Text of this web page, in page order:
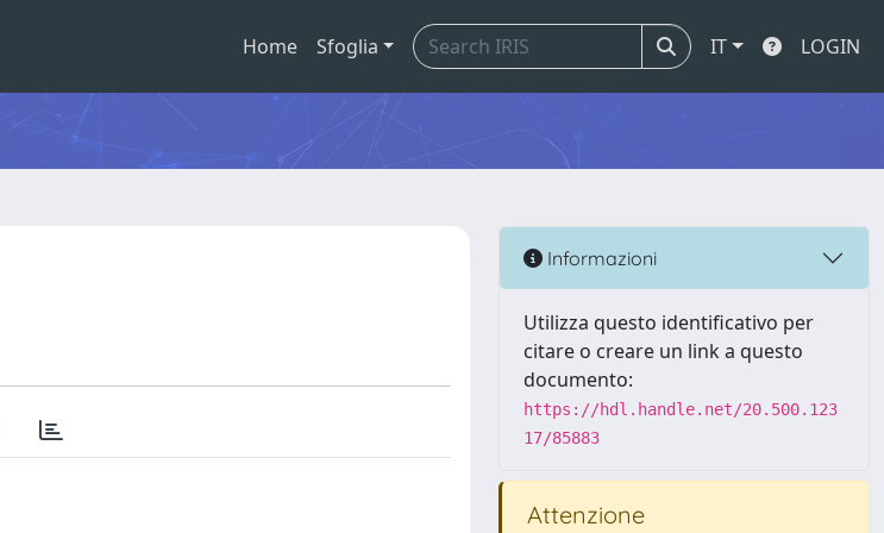
Home Sfoglia IT LOGIN
Informazioni
Utilizza questo identificativo per
citare o creare un link a questo
documento:
https://hdl.handle.net/20.500.123
17/85883
Attenzione